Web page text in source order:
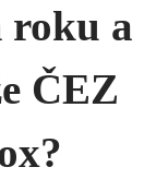
roku a
ČEZ